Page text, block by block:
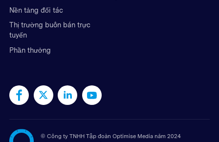
Nền tảng đối tác
Thị trường buôn bán trực
tuyến
Phần thưởng
© Công ty TNHH Tập đoàn Optimise Media năm 2024